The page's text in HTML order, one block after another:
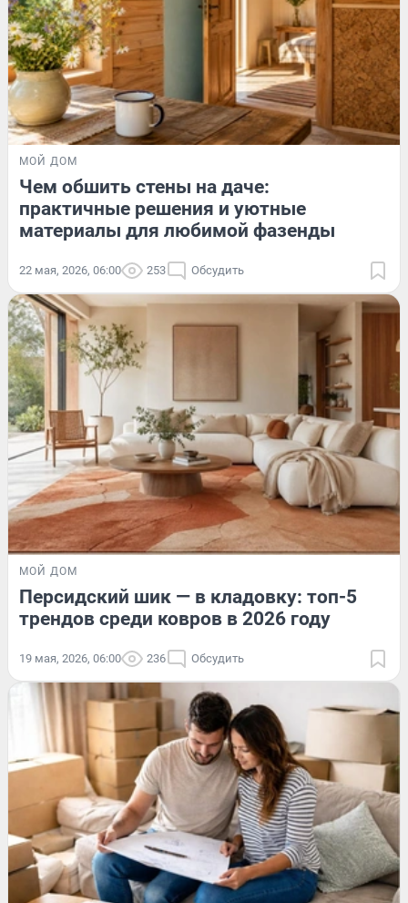
МОЙ ДОМ
Чем обшить стены на даче:
практичные решения и уютные
материалы для любимой фазенды
22 мая, 2026, 06:00 253 Обсудить
МОЙ ДОМ
Персидский шик — в кладовку: топ-5
трендов среди ковров в 2026 году
19 мая, 2026, 06:00 236 Обсудить